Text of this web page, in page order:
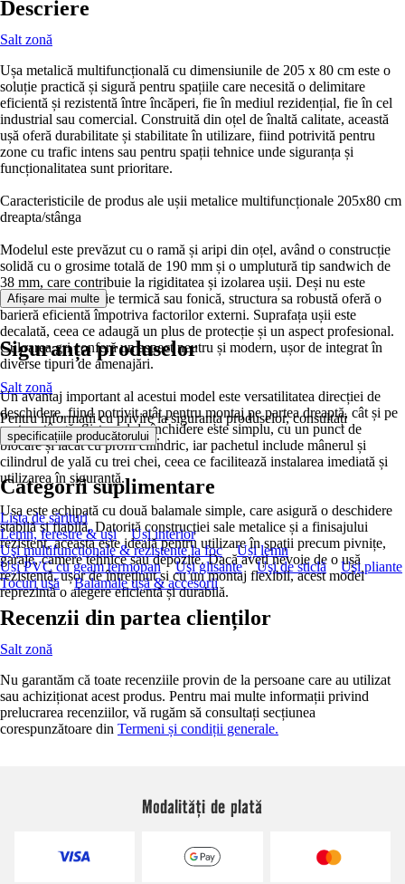
Descriere
Salt zonă
Ușa metalică multifuncțională cu dimensiunile de 205 x 80 cm este o
soluție practică și sigură pentru spațiile care necesită o delimitare
eficientă și rezistentă între încăperi, fie în mediul rezidențial, fie în cel
industrial sau comercial. Construită din oțel de înaltă calitate, această
ușă oferă durabilitate și stabilitate în utilizare, fiind potrivită pentru
zone cu trafic intens sau pentru spații tehnice unde siguranța și
funcționalitatea sunt prioritare.
Caracteristicile de produs ale ușii metalice multifuncționale 205x80 cm
dreapta/stânga
Modelul este prevăzut cu o ramă și aripi din oțel, având o construcție
solidă cu o grosime totală de 190 mm și o umplutură tip sandwich de
38 mm, care contribuie la rigiditatea și izolarea ușii. Deși nu este
specificată o izolație termică sau fonică, structura sa robustă oferă o
barieră eficientă împotriva factorilor externi. Suprafața ușii este
decalată, ceea ce adaugă un plus de protecție și un aspect profesional.
Culoarea gri conferă un aspect neutru și modern, ușor de integrat în
diverse tipuri de amenajări.
Un avantaj important al acestui model este versatilitatea direcției de
deschidere, fiind potrivit atât pentru montaj pe partea dreaptă, cât și pe
partea stângă. Sistemul de închidere este simplu, cu un punct de
blocare și lacăt cu profil cilindric, iar pachetul include mânerul și
cilindrul de yală cu trei chei, ceea ce facilitează instalarea imediată și
utilizarea în siguranță.
Ușa este echipată cu două balamale simple, care asigură o deschidere
stabilă și fiabilă. Datorită construcției sale metalice și a finisajului
rezistent, aceasta este ideală pentru utilizare în spații precum pivnițe,
garaje, camere tehnice sau depozite. Dacă aveți nevoie de o ușă
rezistentă, ușor de întreținut și cu un montaj flexibil, acest model
reprezintă o alegere eficientă și durabilă.
Afișare mai multe
Siguranța produselor
Salt zonă
Pentru informații cu privire la siguranța produselor, consultați
specificațiile producătorului .
Categorii suplimentare
Lista de sărituri
Lemn, ferestre & uşi
Uși interior
Uşi multifuncționale & rezistente la foc
Uși lemn
Uși PVC cu geam termopan
Uşi glisante Uşi de sticlă
Uşi pliante
Tocuri uşă
Balamale ușă & accesorii
Recenzii din partea clienților
Salt zonă
Nu garantăm că toate recenziile provin de la persoane care au utilizat
sau achiziționat acest produs. Pentru mai multe informații privind
prelucrarea recenziilor, vă rugăm să consultați secțiunea
corespunzătoare din Termeni și condiții generale.
Modalități de plată